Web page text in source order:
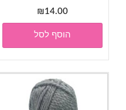
₪14.00
הוסף לסל